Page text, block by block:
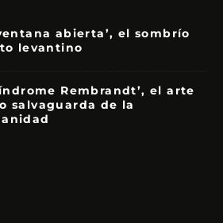
abierta’, el sombrío
levantino
Rembrandt’, el arte
salvaguarda de la